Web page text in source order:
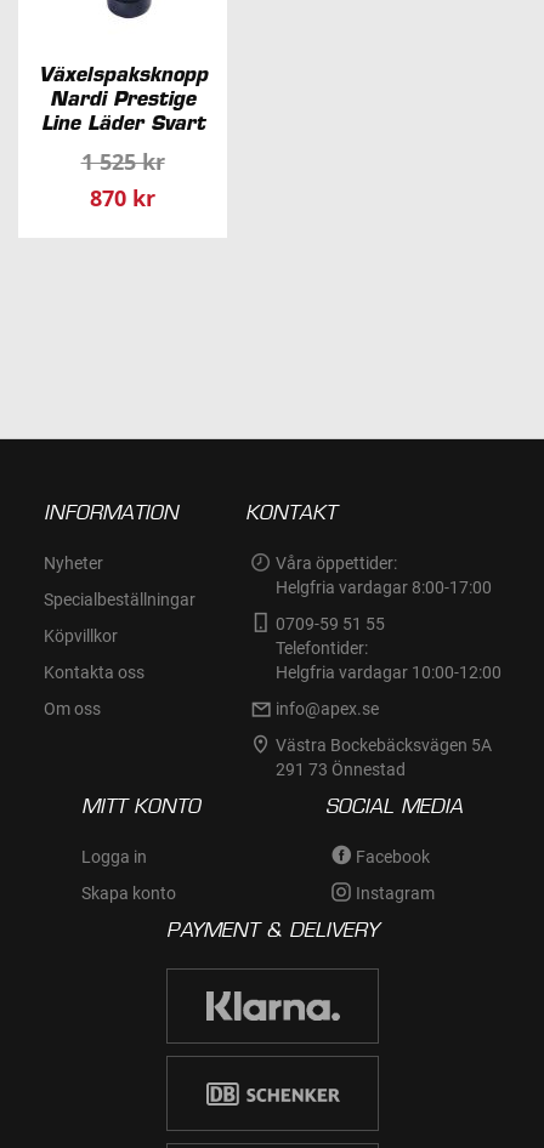
Växelspaksknopp
Nardi Prestige
Line Läder Svart
1 525 kr
Specialpris
870 kr
INFORMATION
Nyheter
Specialbeställningar
Köpvillkor
Kontakta oss
Om oss
KONTAKT
Våra öppettider:
Helgfria vardagar 8:00-17:00
0709-59 51 55
Telefontider:
Helgfria vardagar 10:00-12:00
info@apex.se
Västra Bockebäcksvägen 5A
291 73 Önnestad
MITT KONTO
Logga in
Skapa konto
SOCIAL MEDIA
Facebook
Instagram
PAYMENT & DELIVERY